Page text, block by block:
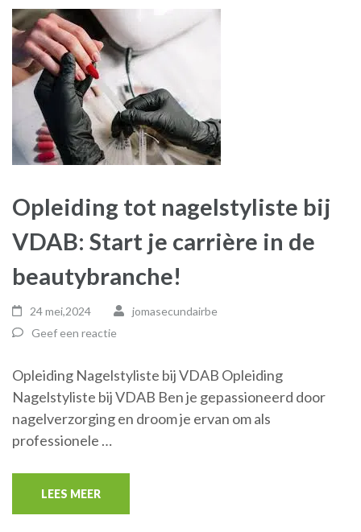
Opleiding tot nagelstyliste bij
VDAB: Start je carrière in de
beautybranche!
24 mei,2024
jomasecundairbe
Geef een reactie
Opleiding Nagelstyliste bij VDAB Opleiding
Nagelstyliste bij VDAB Ben je gepassioneerd door
nagelverzorging en droom je ervan om als
professionele …
LEES MEER